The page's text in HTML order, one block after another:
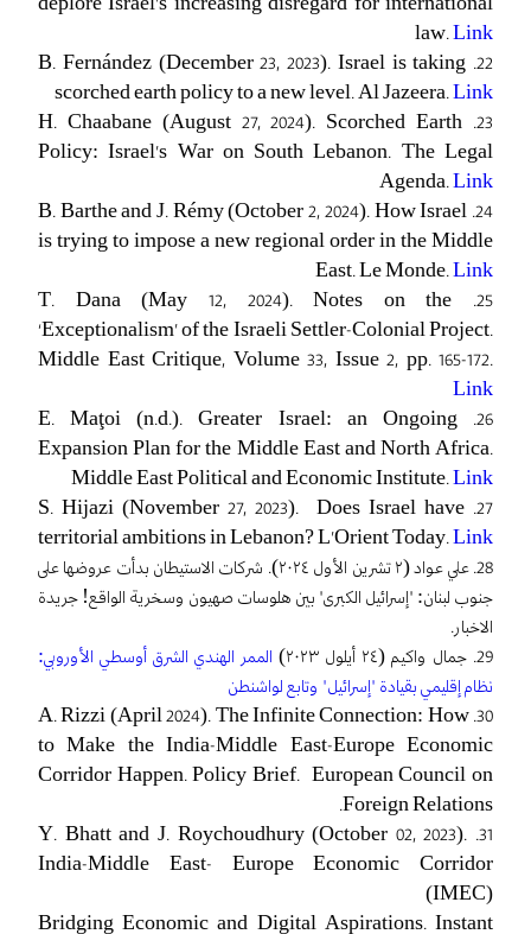
law.Link
22. B. Fernández (December 23, 2023). Israel is taking
scorched earth policy to a new level. Al Jazeera.Link
23. H. Chaabane (August 27, 2024). Scorched Earth
Policy: Israel’s War on South Lebanon. The Legal
Agenda.Link
24. B. Barthe and J. Rémy (October 2, 2024). How Israel
is trying to impose a new regional order in the Middle
East. Le Monde.Link
25. T. Dana (May 12, 2024). Notes on the
‘Exceptionalism’ of the Israeli Settler-Colonial Project.
Middle East Critique, Volume 33, Issue 2, pp. 165-172.
Link
26. E. Maţoi (n.d.). Greater Israel: an Ongoing
Expansion Plan for the Middle East and North Africa.
Middle East Political and Economic Institute.Link
27. S. Hijazi (November 27, 2023). Does Israel have
territorial ambitions in Lebanon? L’Orient Today.Link
28. علي عواد (٢ تشرين الأول ٢٠٢٤). شركات الاستيطان بدأت عروضها على
جنوب لبنان: "إسرائيل الكبرى" بين هلوسات صهيون وسخرية الواقع! جريدة
الاخبار.
29. جمال واكيم (٢٤ أيلول ٢٠٢٣)
الممر الهندي الشرق أوسطي الأوروبي:
نظام إقليمي بقيادة "إسرائيل" وتابع لواشنطن
30. A. Rizzi (April 2024). The Infinite Connection: How
to Make the India-Middle East-Europe Economic
Corridor Happen. Policy Brief. European Council on
Foreign Relations.
31. Y. Bhatt and J. Roychoudhury (October 02, 2023).
India-Middle East- Europe Economic Corridor
(IMEC)
Bridging Economic and Digital Aspirations. Instant